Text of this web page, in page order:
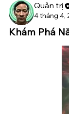
Quản trị
4 tháng 4,
Khám Phá